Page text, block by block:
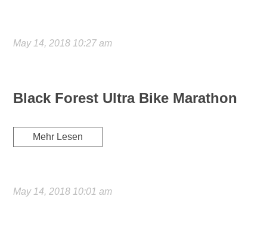
May 14, 2018 10:27 am
Black Forest Ultra Bike Marathon
Mehr Lesen
May 14, 2018 10:01 am